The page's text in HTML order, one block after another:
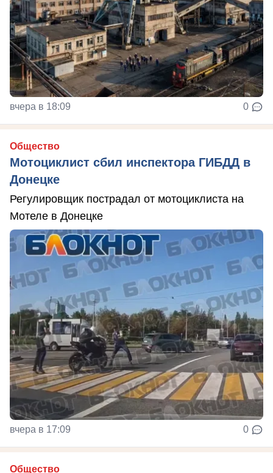
вчера в 18:09 0
Общество
Мотоциклист сбил инспектора ГИБДД в
Донецке
Регулировщик пострадал от мотоциклиста на
Мотеле в Донецке
вчера в 17:09 0
Общество